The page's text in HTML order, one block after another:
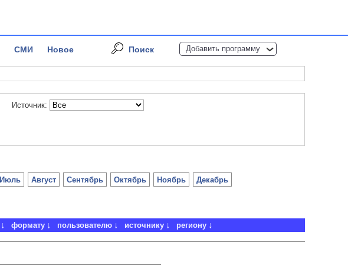
СМИ Новое Поиск Добавить программу
Источник:
Июль Август Сентябрь Октябрь Ноябрь Декабрь
формату пользователю источнику региону